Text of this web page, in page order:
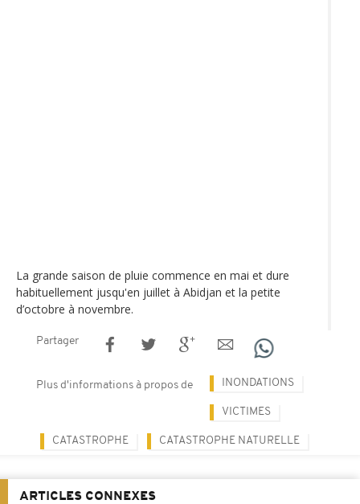
La grande saison de pluie commence en mai et dure
habituellement jusqu'en juillet à Abidjan et la petite
d’octobre à novembre.
Partager
Plus d'informations à propos de INONDATIONS
VICTIMES
CATASTROPHE CATASTROPHE NATURELLE
ARTICLES CONNEXES